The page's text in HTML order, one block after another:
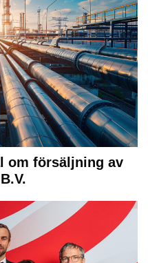
om försäljning av